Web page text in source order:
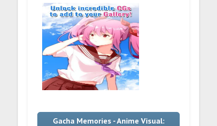
Gacha Memories - Anime Visual: